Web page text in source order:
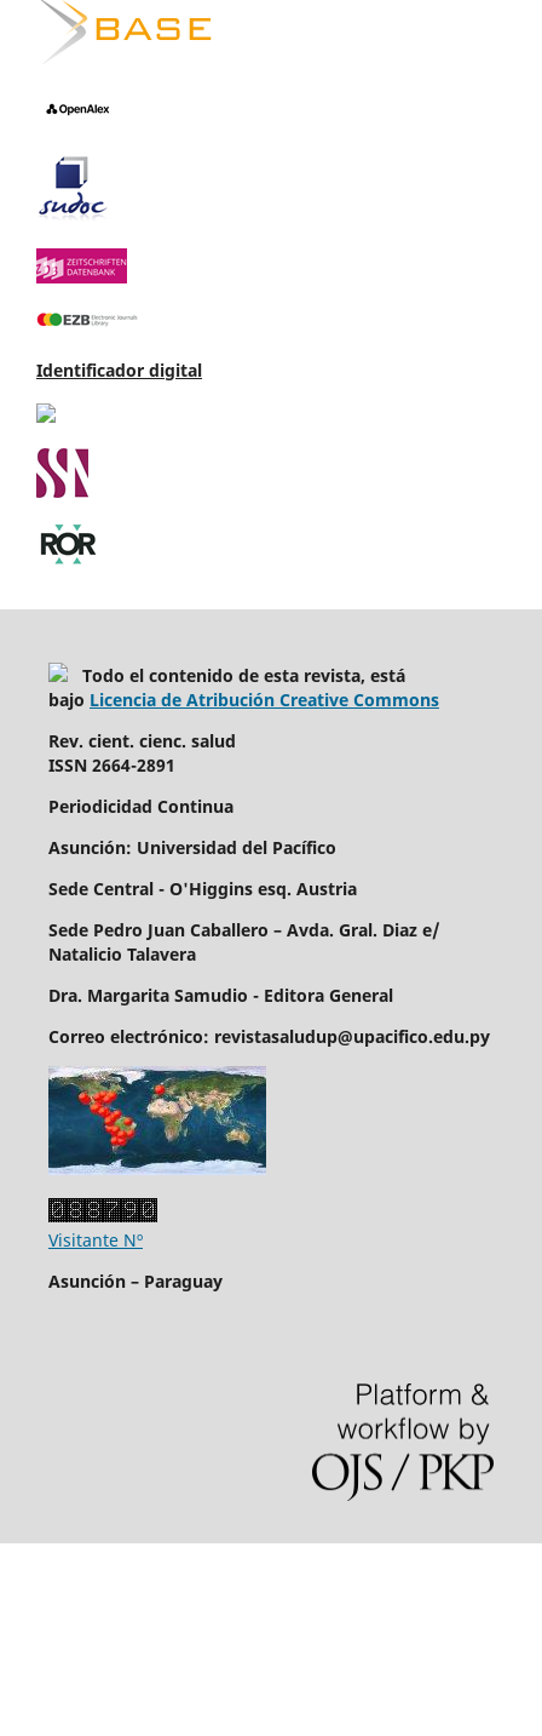
Identificador digital
Todo el contenido de esta revista, está
bajo Licencia de Atribución Creative Commons
Rev. cient. cienc. salud
ISSN 2664-2891
Periodicidad Continua
Asunción: Universidad del Pacífico
Sede Central - O'Higgins esq. Austria
Sede Pedro Juan Caballero – Avda. Gral. Diaz e/
Natalicio Talavera
Dra. Margarita Samudio - Editora General
Correo electrónico: revistasaludup@upacifico.edu.py
Visitante Nº
Asunción – Paraguay